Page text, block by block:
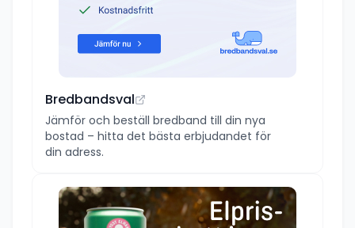
Bredbandsval
Jämför och beställ bredband till din nya
bostad – hitta det bästa erbjudandet för
din adress.